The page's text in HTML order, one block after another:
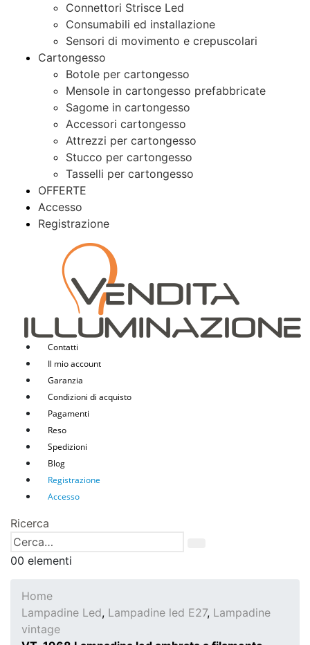
Connettori Strisce Led
Consumabili ed installazione
Sensori di movimento e crepuscolari
Cartongesso
Botole per cartongesso
Mensole in cartongesso prefabbricate
Sagome in cartongesso
Accessori cartongesso
Attrezzi per cartongesso
Stucco per cartongesso
Tasselli per cartongesso
OFFERTE
Accesso
Registrazione
Contatti
Il mio account
Garanzia
Condizioni di acquisto
Pagamenti
Reso
Spedizioni
Blog
Registrazione
Accesso
Ricerca
00 elementi
Home
Lampadine Led, Lampadine led E27, Lampadine
vintage